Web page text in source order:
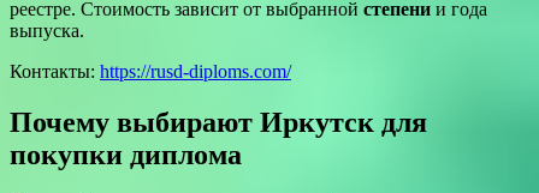
реестре. Стоимость зависит от выбранной степени и года
выпуска.
Контакты: https://rusd-diploms.com/
Почему выбирают Иркутск для
покупки диплома